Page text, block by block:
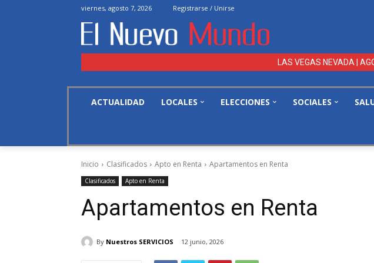
viernes, agosto 7, 2026 Registrarse / Unirse
LAS VEGAS NEVADA |
ACTUALIDAD LOCALES ELECCIONES SOCIALES
Inicio Clasificados Apto en Renta Apartamentos en Renta
Clasificados Apto en Renta
Apartamentos en Renta
By Nuestros SERVICIOS 12 junio, 2026